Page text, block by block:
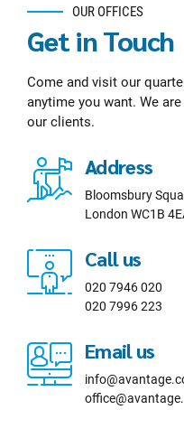
OUR OFFICES
Get in Touch
Come and visit our
anytime you want. We
our clients.
Address
Bloomsbury
London WC1B
Call us
020 7946 020
020 7996 223
Email us